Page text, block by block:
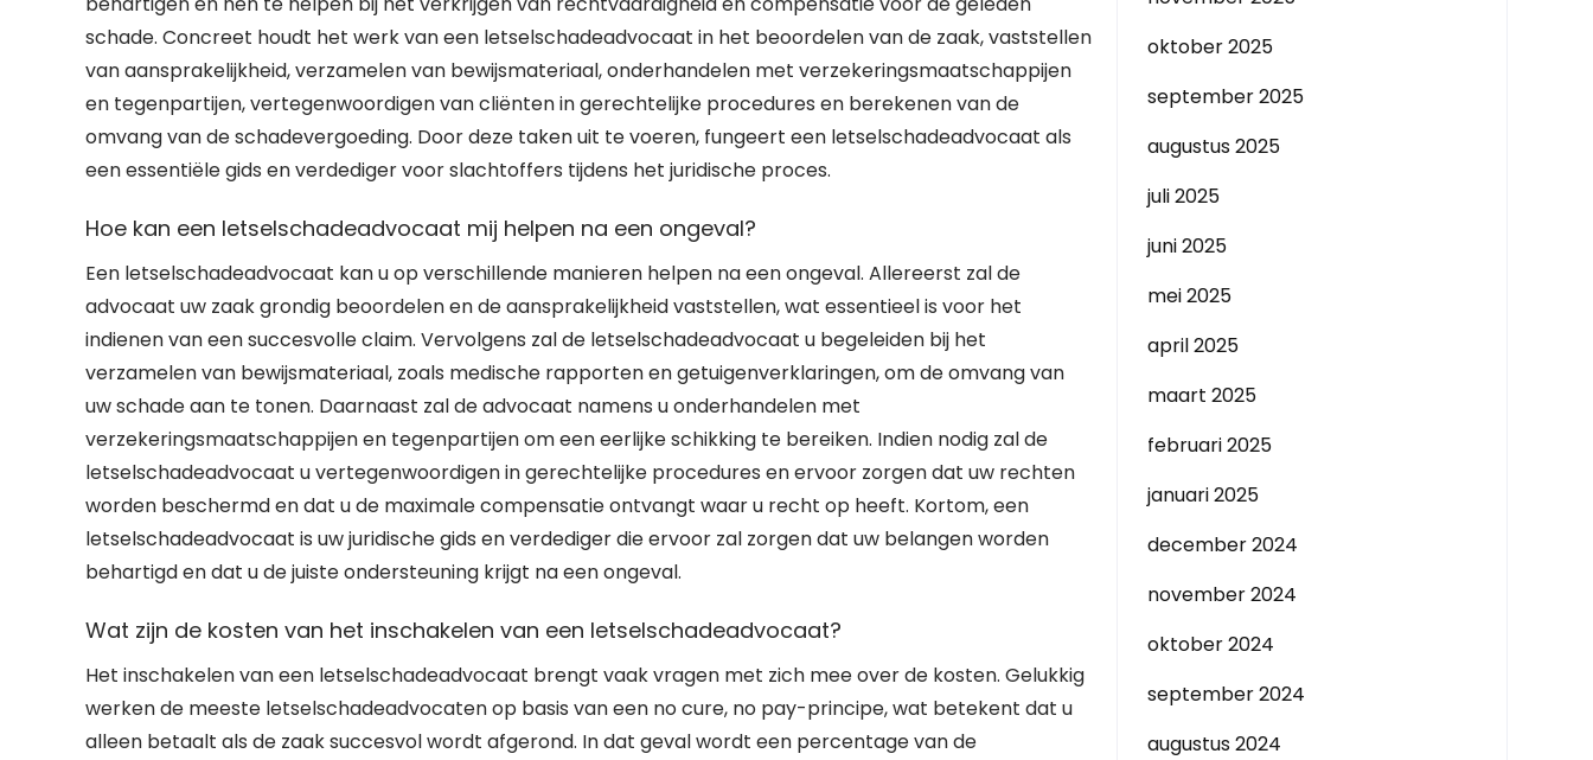
schade. Concreet houdt het werk van een letselschadeadvocaat in het beoordelen van de zaak, vaststellen
van aansprakelijkheid, verzamelen van bewijsmateriaal, onderhandelen met verzekeringsmaatschappijen
en tegenpartijen, vertegenwoordigen van cliënten in gerechtelijke procedures en berekenen van de
omvang van de schadevergoeding. Door deze taken uit te voeren, fungeert een letselschadeadvocaat als
een essentiële gids en verdediger voor slachtoffers tijdens het juridische proces.
Hoe kan een letselschadeadvocaat mij helpen na een ongeval?
Een letselschadeadvocaat kan u op verschillende manieren helpen na een ongeval. Allereerst zal de
advocaat uw zaak grondig beoordelen en de aansprakelijkheid vaststellen, wat essentieel is voor het
indienen van een succesvolle claim. Vervolgens zal de letselschadeadvocaat u begeleiden bij het
verzamelen van bewijsmateriaal, zoals medische rapporten en getuigenverklaringen, om de omvang van
uw schade aan te tonen. Daarnaast zal de advocaat namens u onderhandelen met
verzekeringsmaatschappijen en tegenpartijen om een eerlijke schikking te bereiken. Indien nodig zal de
letselschadeadvocaat u vertegenwoordigen in gerechtelijke procedures en ervoor zorgen dat uw rechten
worden beschermd en dat u de maximale compensatie ontvangt waar u recht op heeft. Kortom, een
letselschadeadvocaat is uw juridische gids en verdediger die ervoor zal zorgen dat uw belangen worden
behartigd en dat u de juiste ondersteuning krijgt na een ongeval.
Wat zijn de kosten van het inschakelen van een letselschadeadvocaat?
Het inschakelen van een letselschadeadvocaat brengt vaak vragen met zich mee over de kosten. Gelukkig
werken de meeste letselschadeadvocaten op basis van een no cure, no pay-principe, wat betekent dat u
alleen betaalt als de zaak succesvol wordt afgerond. In dat geval wordt een percentage van de
oktober 2025
september 2025
augustus 2025
juli 2025
juni 2025
mei 2025
april 2025
maart 2025
februari 2025
januari 2025
december 2024
november 2024
oktober 2024
september 2024
augustus 2024